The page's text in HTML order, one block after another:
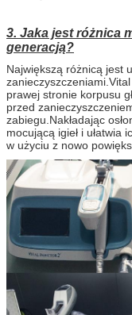
3. Jaka jest różnica
generacją?
Największą różnicą jest
prawej stronie korpusu
przed
zabiegu.Nakładając
mocującą igieł i ułatwia
w użyciu z nowo